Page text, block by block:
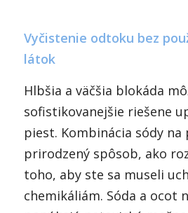
Vyčistenie odtoku bez
látok
Hlbšia a väčšia blokáda
sofistikovanejšie riešene
piest. Kombinácia sódy na
prirodzený spôsob, ako
toho, aby ste sa museli
chemikáliám. Sóda a ocot